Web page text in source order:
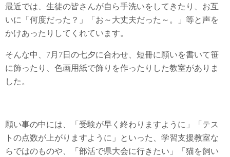
最近では、生徒の皆さんが自ら手洗いをしてきたり、お互
いに「何度だった？」「お～大丈夫だった～。」等と声を
かけあったりしてくれています。
そんな中、7月7日の七夕に合わせ、短冊に願いを書いて笹
に飾ったり、色画用紙で飾りを作ったりした教室がありま
した。
願い事の中には、「受験が早く終わりますように」「テス
トの点数が上がりますように」といった、学習支援教室な
らではのものや、「部活で県大会に行きたい」「猫を飼い